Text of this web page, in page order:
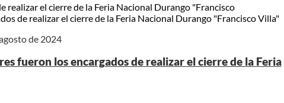
realizar el cierre de la Feria Nacional Durango "Francisco
de realizar el cierre de la Feria Nacional Durango "Francisco Villa"
de 2024
fueron los encargados de realizar el cierre de la Feria